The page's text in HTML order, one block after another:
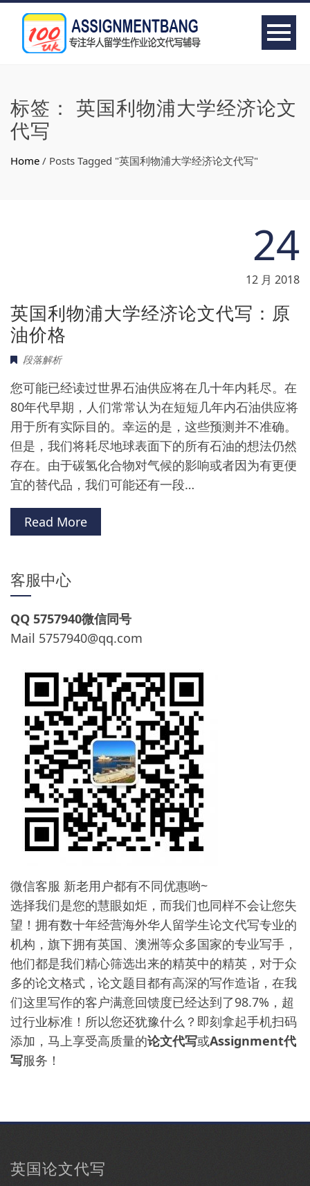
标签： 英国利物浦大学经济论文
代写
Home / Posts Tagged "英国利物浦大学经济论文代写"
24
12 月 2018
英国利物浦大学经济论文代写：原
油价格
段落解析
您可能已经读过世界石油供应将在几十年内耗尽。在
80年代早期，人们常常认为在短短几年内石油供应将
用于所有实际目的。幸运的是，这些预测并不准确。
但是，我们将耗尽地球表面下的所有石油的想法仍然
存在。由于碳氢化合物对气候的影响或者因为有更便
宜的替代品，我们可能还有一段…
Read More
客服中心
QQ 5757940微信同号
Mail 5757940@qq.com
微信客服 新老用户都有不同优惠哟~
选择我们是您的慧眼如炬，而我们也同样不会让您失
望！拥有数十年经营海外华人留学生论文代写专业的
机构，旗下拥有英国、澳洲等众多国家的专业写手，
他们都是我们精心筛选出来的精英中的精英，对于众
多的论文格式，论文题目都有高深的写作造诣，在我
们这里写作的客户满意回馈度已经达到了98.7%，超
过行业标准！所以您还犹豫什么？即刻拿起手机扫码
添加，马上享受高质量的论文代写或Assignment代
写服务！
英国论文代写